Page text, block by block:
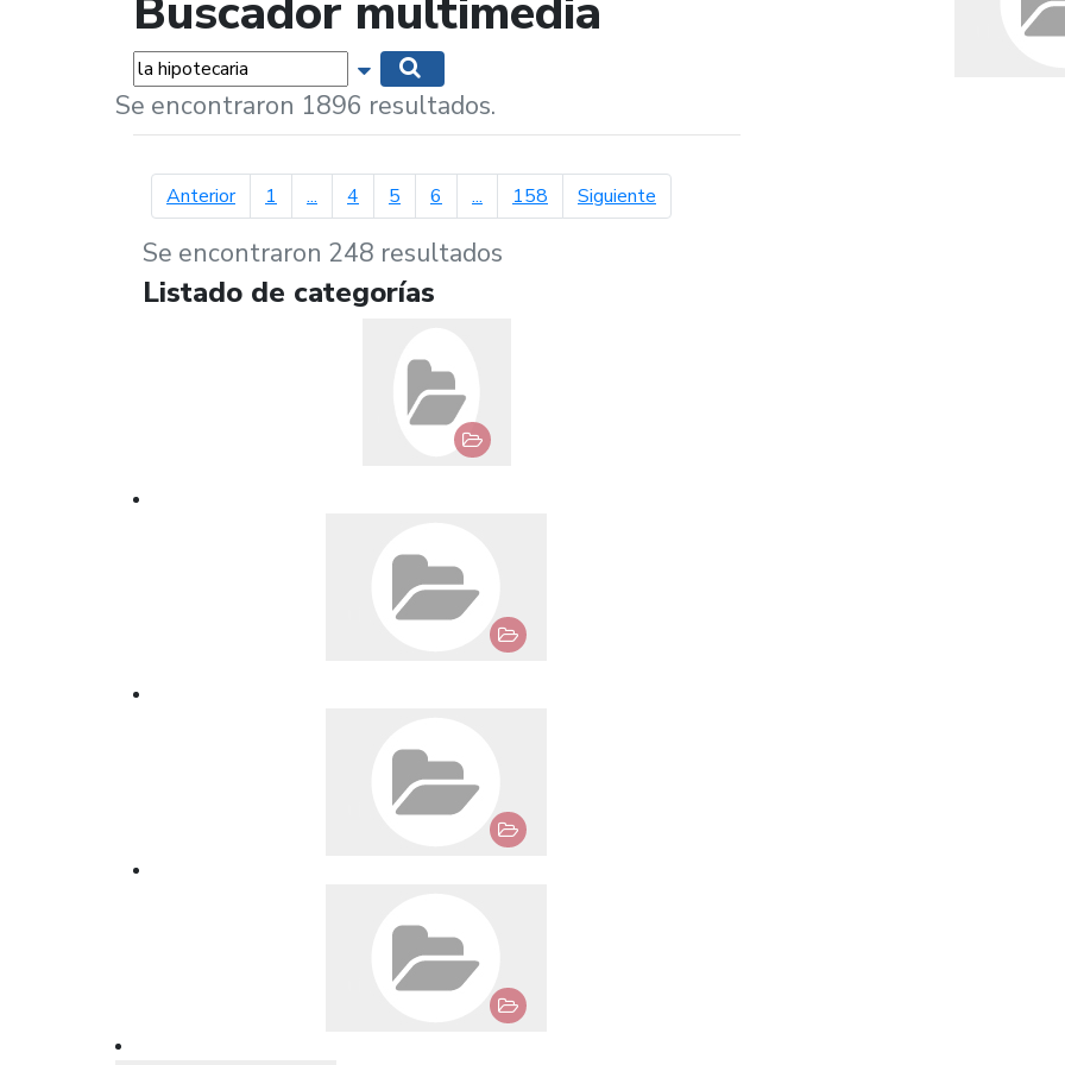
Buscador multimedia
Palabras... Mostrar opciones de búsqueda
Se encontraron 1896 resultados.
Anteriorpágina anterior
1 ... 4 5 6 ... 158 Siguiente
Se encontraron 248 resultados
Listado de categorías